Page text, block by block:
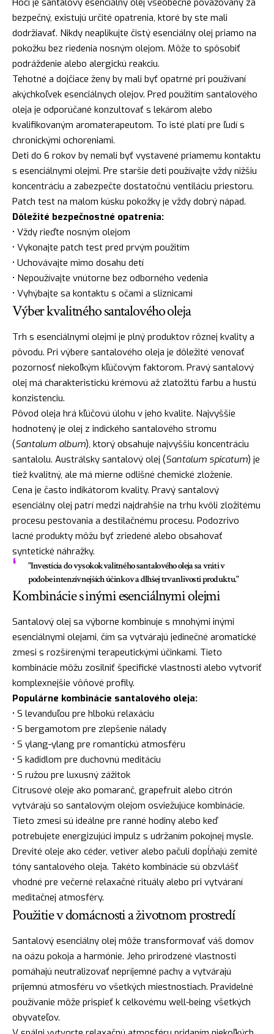
bezpečný, existujú určité opatrenia, ktoré by ste mali
dodržiavať. Nikdy neaplikujte čistý esenciálny olej priamo na
pokožku bez riedenia nosným olejom. Môže to spôsobiť
podráždenie alebo alergickú reakciu.
Tehotné a dojčiace ženy by mali byť opatrné pri používaní
akýchkoľvek esenciálnych olejov. Pred použitím santalového
oleja je odporúčané konzultovať s lekárom alebo
kvalifikovaným aromaterapeutom. To isté platí pre ľudí s
chronickými ochoreniami.
Deti do 6 rokov by nemali byť vystavené priamemu kontaktu
s esenciálnymi olejmi. Pre staršie deti používajte vždy nižšiu
koncentráciu a zabezpečte dostatočnú ventiláciu priestoru.
Patch test na malom kúsku pokožky je vždy dobrý nápad.
Dôležité bezpečnostné opatrenia:
• Vždy rieďte nosným olejom
• Vykonajte patch test pred prvým použitím
• Uchovávajte mimo dosahu detí
• Nepoužívajte vnútorne bez odborného vedenia
• Vyhýbajte sa kontaktu s očami a sliznicami
Výber kvalitného santalového oleja
Trh s esenciálnymi olejmi je plný produktov rôznej kvality a
pôvodu. Pri výbere santalového oleja je dôležité venovať
pozornosť niekoľkým kľúčovým faktorom. Pravý santalový
olej má charakteristickú krémovú až zlatožltú farbu a hustú
konzistenciu.
Pôvod oleja hrá kľúčovú úlohu v jeho kvalite. Najvyššie
hodnotený je olej z indického santalového stromu
(Santalum album), ktorý obsahuje najvyššiu koncentráciu
santalolu. Austrálsky santalový olej (Santalum spicatum) je
tiež kvalitný, ale má mierne odlišné chemické zloženie.
Cena je často indikátorom kvality. Pravý santalový
esenciálny olej patrí medzi najdrahšie na trhu kvôli zložitému
procesu pestovania a destilačnému procesu. Podozrivo
lacné produkty môžu byť zriedené alebo obsahovať
syntetické náhražky.
"Investícia do vysokokvalitného santalového oleja sa vráti v
podobe intenzívnejších účinkov a dlhšej trvanlivosti produktu."
Kombinácie s inými esenciálnymi olejmi
Santalový olej sa výborne kombinuje s mnohými inými
esenciálnymi olejami, čím sa vytvárajú jedinečné aromatické
zmesi s rozšírenými terapeutickými účinkami. Tieto
kombinácie môžu zosilniť špecifické vlastnosti alebo vytvoriť
komplexnejšie vôňové profily.
Populárne kombinácie santalového oleja:
• S levanduľou pre hlbokú relaxáciu
• S bergamotom pre zlepšenie nálady
• S ylang-ylang pre romantickú atmosféru
• S kadidlom pre duchovnú meditáciu
• S ružou pre luxusný zážitok
Citrusové oleje ako pomaranč, grapefruit alebo citrón
vytvárajú so santalovým olejom osviežujúce kombinácie.
Tieto zmesi sú ideálne pre ranné hodiny alebo keď
potrebujete energizujúci impulz s udržaním pokojnej mysle.
Drevité oleje ako céder, vetiver alebo pačuli dopĺňajú zemité
tóny santalového oleja. Takéto kombinácie sú obzvlášť
vhodné pre večerné relaxačné rituály alebo pri vytváraní
meditačnej atmosféry.
Použitie v domácnosti a životnom prostredí
Santalový esenciálny olej môže transformovať váš domov
na oázu pokoja a harmónie. Jeho prirodzené vlastnosti
pomáhajú neutralizovať nepríjemné pachy a vytvárajú
príjemnú atmosféru vo všetkých miestnostiach. Pravidelné
používanie môže prispieť k celkovému well-being všetkých
obyvateľov.